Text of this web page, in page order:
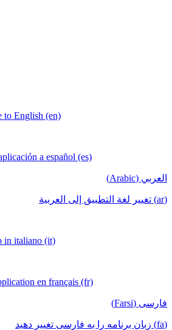
to English (en)
a español (es)
العربي (Arabic)
(ar) تغيير لغة التطبيق إلى العربية
in italiano (it)
en français (fr)
فارسی (Farsi)
(fa) زبان برنامه را به فارسی تغییر دهید